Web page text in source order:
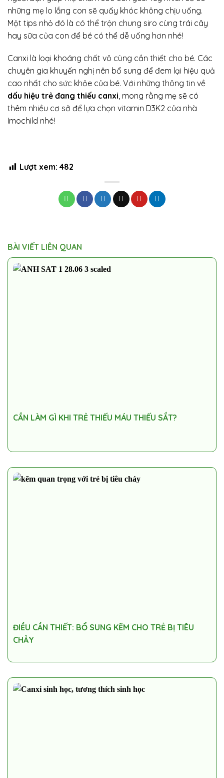
những mẹ lo lắng con sẽ quấy khóc không chịu uống.
Một tips nhỏ đó là có thể trộn chung siro cùng trái cây
hay sữa của con để bé có thể dễ uống hơn nhé!
Canxi là loại khoáng chất vô cùng cần thiết cho bé. Các
chuyên gia khuyến nghị nên bổ sung để đem lại hiệu quả
cao nhất cho sức khỏe của bé. Với những thông tin về
dấu hiệu trẻ đang thiếu canxi, mong rằng mẹ sẽ có
thêm nhiều cơ sở để lựa chọn vitamin D3K2 của nhà
Imochild nhé!
Lượt xem: 482
BÀI VIẾT LIÊN QUAN
CẦN LÀM GÌ KHI TRẺ THIẾU MÁU THIẾU SẮT?
ĐIỀU CẦN THIẾT: BỔ SUNG KẼM CHO TRẺ BỊ TIÊU
CHẢY